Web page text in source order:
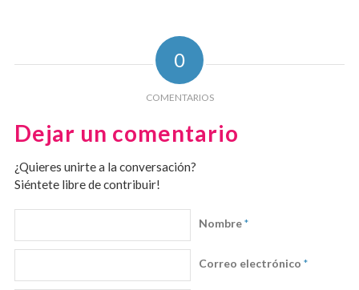
0
COMENTARIOS
Dejar un comentario
¿Quieres unirte a la conversación?
Siéntete libre de contribuir!
Nombre*
Correo electrónico *